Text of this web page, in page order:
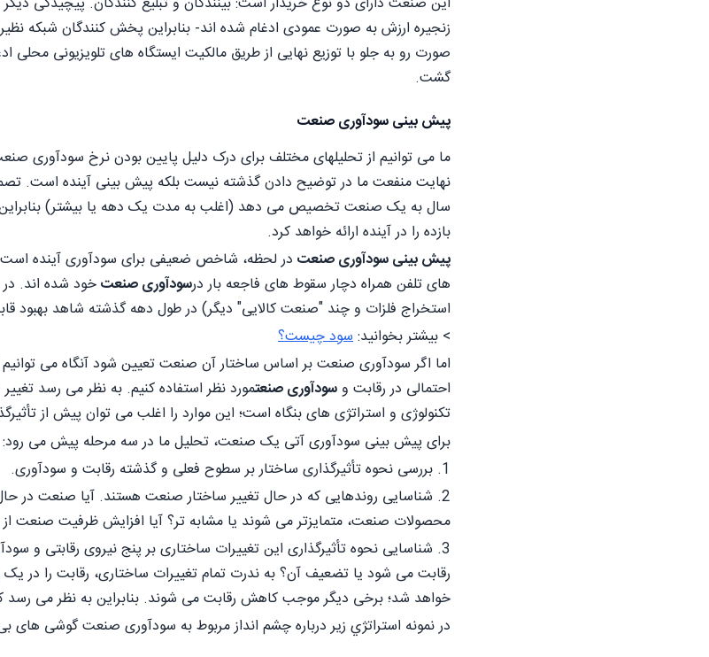
زنجیره ارزش به صورت عمودی ادغام شده اند- بنابراین پخش کنندگان شبکه
صورت رو به جلو با توزیع نهایی از طریق مالکیت ایستگاه های تلویزیونی
گشت.
پیش بینی سودآوری صنعت
ما می توانیم از تحلیلهای مختلف برای درک دلیل پایین بودن نرخ سودآوری
نهایت منفعت ما در توضیح دادن گذشته نیست بلکه پیش بینی آینده است.
سال به یک صنعت تخصیص می دهد (اغلب به مدت یک دهه یا بیشتر)
بازده را در آینده ارائه خواهد کرد.
پیش بینی سودآوری صنعت در لحظه، شاخص ضعیفی برای سودآوری آینده است
های تلفن همراه دچار سقوط های فاجعه بار درسودآوری صنعتخود شده اند. در
استخراج فلزات و چند "صنعت کالایی" دیگر) در طول دهه گذشته شاهد بهبود
> بیشتر بخوانید:سود چیست؟
اما اگر سودآوری صنعت بر اساس ساختار آن صنعت تعیین شود آنگاه می
احتمالی در رقابت وسودآوری صنعتمورد نظر استفاده کنیم. به نظر می رسد
تکنولوژی و استراتژی های بنگاه است؛ این موارد را اغلب می توان پیش از
برای پیش بینی سودآوری آتی یک صنعت، تحلیل ما در سه مرحله پیش می رود:
1. بررسی نحوه تأثیرگذاری ساختار بر سطوح فعلی و گذشته رقابت و سودآوری.
2. شناسایی روندهایی که در حال تغییر ساختار صنعت هستند. آیا صنعت در
محصولات صنعت، متمایزتر می شوند یا مشابه تر؟ آیا افزایش ظرفیت صنعت
3. شناسایی نحوه تأثیرگذاری این تغییرات ساختاری بر پنج نیروی
رقابت می شود یا تضعیف آن؟ به ندرت تمام تغییرات ساختاری، رقابت را
خواهد شد؛ برخی دیگر موجب کاهش رقابت می شوند. بنابراین به نظر می رسد
در نمونه استراتژي زیر درباره چشم انداز مربوط به سودآوری صنعت گوشی